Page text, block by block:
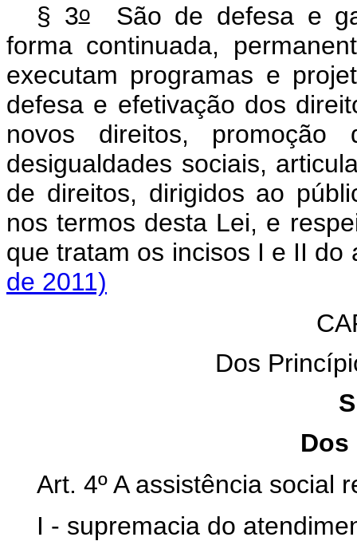
§ 3oSão de defesa e
forma continuada,
executam programas e
defesa e efetivação dos
novos direitos, promoção
desigualdades sociais,
de direitos, dirigidos ao
nos termos desta Lei, e
que tratam os incisos I e II
de 2011)
Dos
Art. 4º A assistência social
I - supremacia do